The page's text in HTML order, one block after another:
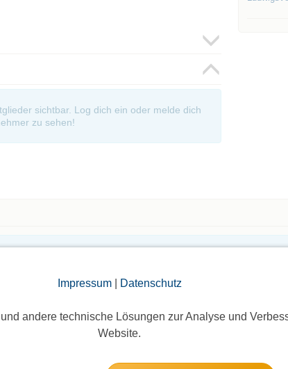
Impressum| Datenschutz
andere technische Lösungen zur Analyse und
Website.
sichtbar. Log dich ein oder melde dich
zu sehen!